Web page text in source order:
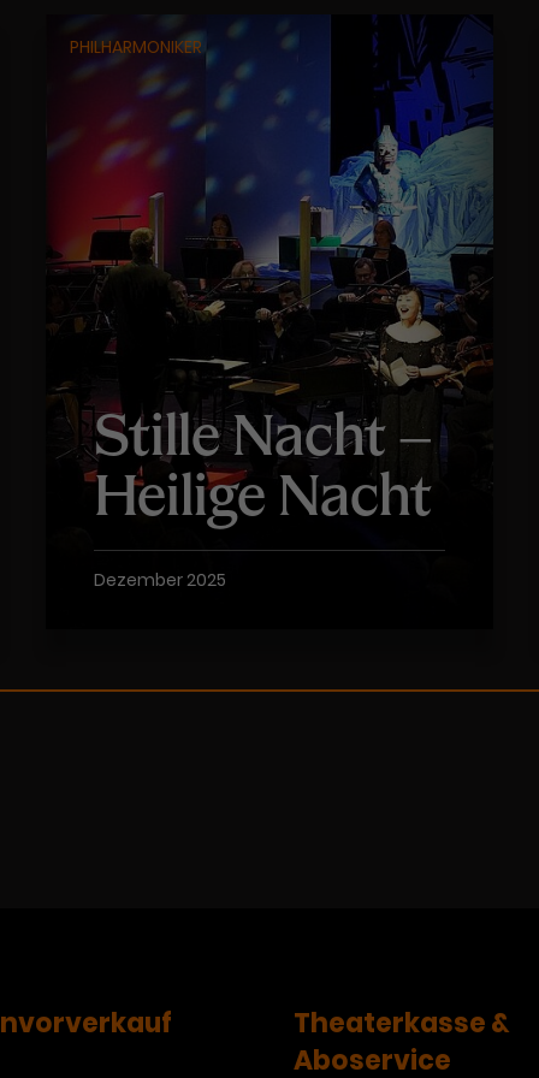
PHILHARMONIKER
Stille Nacht –
Heilige Nacht
Dezember 2025
Theaterkasse &
Aboservice